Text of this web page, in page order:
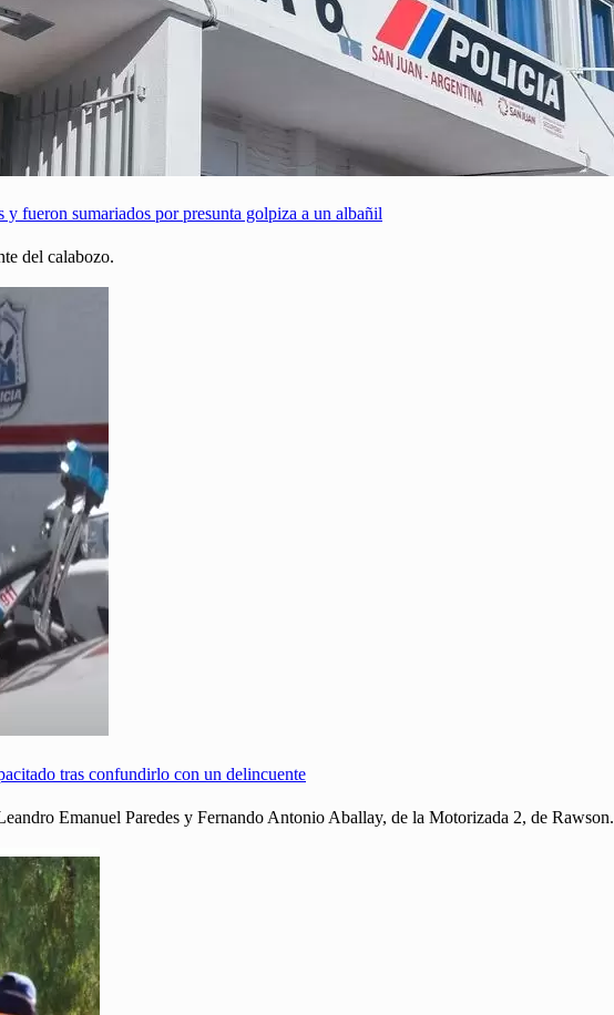
fueron sumariados por presunta golpiza a un albañil
del calabozo.
tras confundirlo con un delincuente
Emanuel Paredes y Fernando Antonio Aballay, de la Motorizada 2, de Rawson.